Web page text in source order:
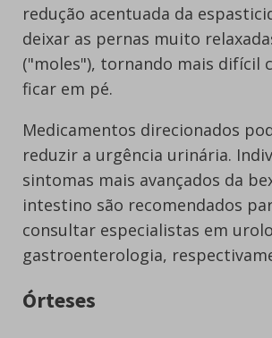
redução acentuada da
deixar as pernas muito
("moles"), tornando mais difícil
ficar em pé.
Medicamentos direcionados
reduzir a urgência urinária.
sintomas mais avançados da
intestino são recomendados
consultar especialistas em
gastroenterologia,
Órteses